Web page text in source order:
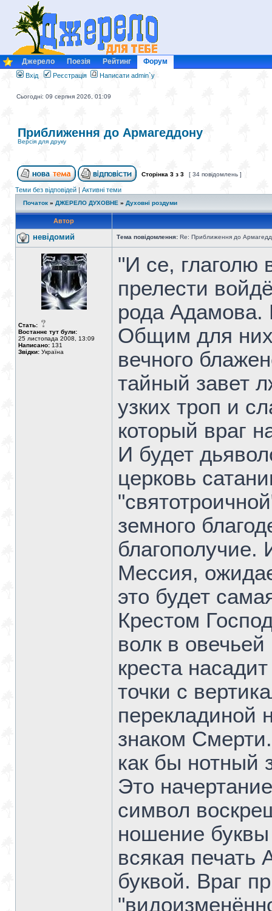
Джерело Поезія Рейтинг Форум
Вхід Реєстрація Написати admin`у
Сьогодні: 09 серпня 2026, 01:09
Приближення до Армагеддону
Версія для друку
Сторінка 3 з 3 [ 34 повідомлень ]
Теми без відповідей | Активні теми
Початок » ДЖЕРЕЛО ДУХОВНЕ » Духовні роздуми
Автор
невідомий Тема повідомлення: Re: Приближення до
Стать:
Востаннє тут були:
25 листопада 2008, 13:09
Написано: 131
Звідки: Україна
"И се, глаголю
прелести
рода Адамова.
Общим для них
вечного
тайный завет
узких троп и
который враг
И будет
церковь
земного
благополучие.
Мессия,
это будет
Крестом
волк в
креста
точки с
перекладиной
знаком
как бы нотный
Это
символ
ношение
всякая печать
буквой. Враг